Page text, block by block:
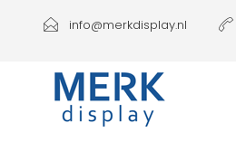
Producten
Klantbeleving
info@merkdisplay.nl